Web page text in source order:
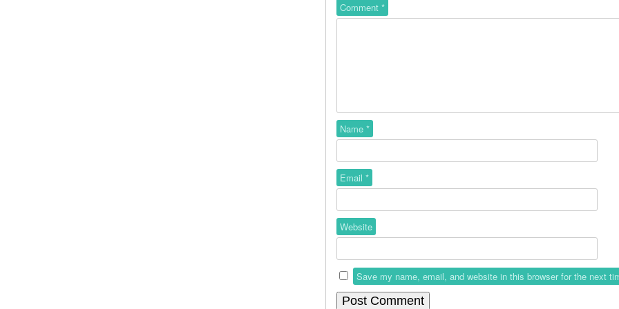
Comment *
Name *
Email *
Website
Save my name, email, and website in this browser for the next